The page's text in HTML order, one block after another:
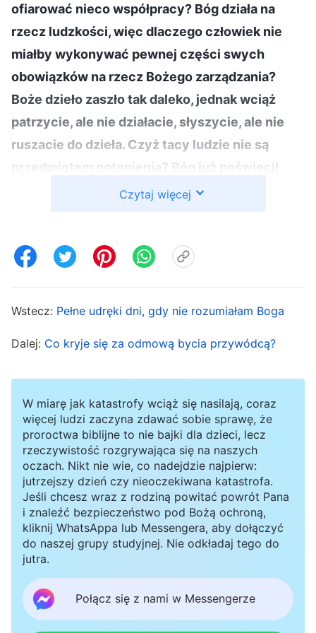
ofiarować nieco współpracy? Bóg działa na
rzecz ludzkości, więc dlaczego człowiek nie
miałby wykonywać pewnej części swych
obowiązków na rzecz Bożego zarządzania?
Boże dzieło zaszło tak daleko, jednak wciąż
patrzycie, ale nie działacie, słyszycie, ale nie
ruszacie do dzieła. Czyż tacy ludzie nie są
przedmiotem potępienia? Bóg już poświęcił
człowiekowi wszystko, co mógł, dlaczego więc
Jego dzieło ma najwyższe znaczenie, a Jego
powinnością człowieka. Wszyscy powinniście
dzieło). Po przeczytaniu słów Bożych
zrozumiałam, że ten obowiązek jest Bożym
wywyższeniem i moją odpowiedzialnością, od
której nie mogę się uchylić. Gdybym uchyliła się
lub odrzuciła ten obowiązek, by chronić swoją
przyszłość i swoje przeznaczenie, wtedy to, że
żyję i istnieję jako istota stworzona, straciłoby
wierzyła w Boga do samego końca, i tak nie
zyskałabym Jego aprobaty. Wróciłam myślami
Czytaj więcej
Wstecz: Pełne udręki dni, gdy nie rozumiałam Boga
Dalej: Co kryje się za odmową bycia przywódcą?
W miarę jak katastrofy wciąż się nasilają, coraz
więcej ludzi zaczyna zdawać sobie sprawę, że
proroctwa biblijne to nie bajki dla dzieci, lecz
rzeczywistość rozgrywająca się na naszych
oczach. Nikt nie wie, co nadejdzie najpierw:
jutrzejszy dzień czy nieoczekiwana katastrofa.
Jeśli chcesz wraz z rodziną powitać powrót Pana
i znaleźć bezpieczeństwo pod Bożą ochroną,
kliknij WhatsAppa lub Messengera, aby dołączyć
do naszej grupy studyjnej. Nie odkładaj tego do
jutra.
Połącz się z nami w Messengerze